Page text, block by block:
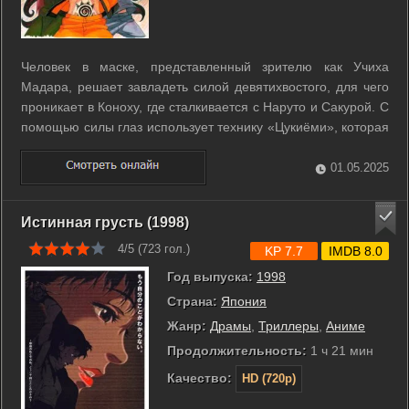
Человек в маске, представленный зрителю как Учиха
Мадара, решает завладеть силой девятихвостого, для чего
проникает в Коноху, где сталкивается с Наруто и Сакурой. С
помощью силы глаз использует технику «Цукиёми», которая
погружает героев в параллельную реальность, где всё
наоборот, родители Наруто живы, Сакура дочь героев
деревни, Саске никуда не ...
01.05.2025
Истинная грусть (1998)
4/5 (723 гол.)
Год выпуска: 1998
Страна: Япония
Жанр: Драмы Триллеры Аниме
Продолжительность: 1 ч 21 мин
Качество:
HD (720p)
KP 7.7 IMDB 8.0